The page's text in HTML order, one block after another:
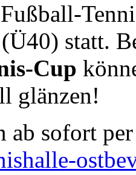
statt.
Cup
glänzen!
ab sofort